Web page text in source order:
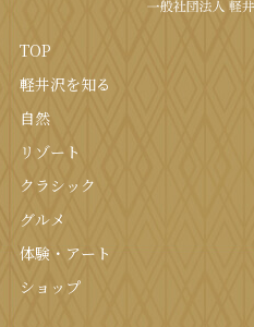
TOP
軽井沢を知る
⾃然
リゾート
クラシック
グルメ
体験・アート
ショップ